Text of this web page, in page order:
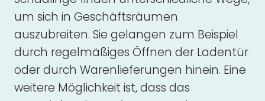
um sich in Geschäftsräumen
auszubreiten. Sie gelangen zum Beispiel
durch regelmäßiges Öffnen der Ladentür
oder durch Warenlieferungen hinein. Eine
weitere Möglichkeit ist, dass das